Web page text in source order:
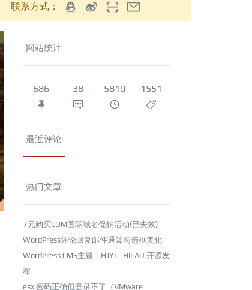
联系方式：
网站统计
686 38 5810 1551
最近评论
热门文章
7元购买COM国际域名促销活动(已失效)
WordPress评论回复邮件通知勾选框美化
WordPress CMS主题：HJYL_HILAU 开源发
布
esxi密码正确但登录不了（VMware